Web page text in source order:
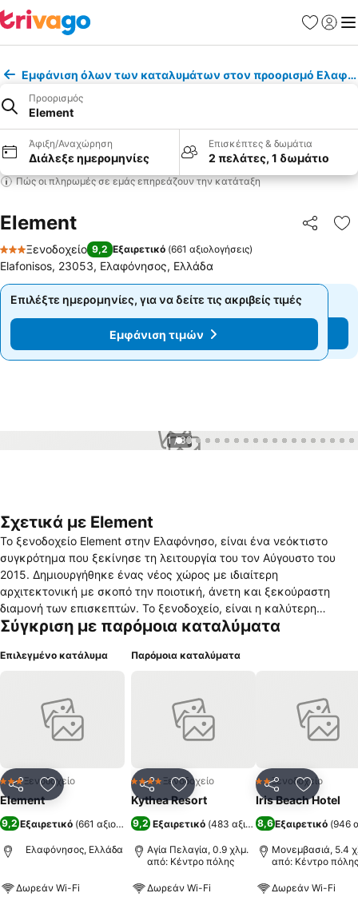
Εμφάνιση όλων των καταλυμάτων στον προορισμό
Προορισμός
Element
Άφιξη/Αναχώρηση
Διάλεξε ημερομηνίες
Επισκέπτες & δωμάτια
2 πελάτες, 1 δωμάτιο
Πώς οι πληρωμές σε εμάς επηρεάζουν την κατάταξη
Element
3 Αστέρια
Ξενοδοχείο 9,2 Εξαιρετικό (661 αξιολογήσεις)
Elafonisos, 23053, Ελαφόνησος, Ελλάδα
Επιλέξτε ημερομηνίες, για να δείτε τις ακριβείς τιμές
Εμφάνιση τιμών
Επιλέξτε ημερομηνίες, για να δείτε τις ακριβείς τιμές
Εμφάνιση τιμών
1 / 39
Σχετικά με Element
Το ξενοδοχείο Element στην Ελαφόνησο, είναι ένα νεόκτιστο
συγκρότημα που ξεκίνησε τη λειτουργία του τον Αύγουστο του
2015. Δημιουργήθηκε ένας νέος χώρος με ιδιαίτερη
αρχιτεκτονική με σκοπό την ποιοτική, άνετη και ξεκούραστη
διαμονή των επισκεπτών. Το ξενοδοχείο, είναι η καλύτερη
επιλογή για ζευγάρια, αφού διαθέτει ήσυχο και ρομαντικό
θέα στη θάλασσα. Το ξενοδοχείο βρίσκεται 3,5 χλμ από το λιμάνι
από την παραλία της Παναγίας, όπου ο επισκέπτης μπορεί να
απολαύσει το ομορφότερο ηλιοβασίλεμα του νησιού. Πρόκειται για
μια μεγάλη σε έκταση αμμώδη παραλία με καταγάλανα νερά και
Σύγκριση με παρόμοια καταλύματα
Επιλεγμένο κατάλυμα
ΚοινοποίησηΠροσθήκη στα αγαπημένα
3 ΑστέριαΞενοδοχείο
Element
9,2 Εξαιρετικό (661 αξιολογήσεις)
Ελαφόνησος, Ελλάδα
Δωρεάν Wi-Fi
Παρόμοια καταλύματα
ΚοινοποίησηΠροσθήκη στα αγαπημένα
4 ΑστέριαΞενοδοχείο
Kythea Resort
9,2 Εξαιρετικό (483 αξιολογήσεις)
Αγία Πελαγία, 0.9 χλμ.
από: Κέντρο πόλης
Δωρεάν Wi-Fi
Κοινοποίηση
2 Αστέρια
Ξενοδοχείο
Iris Beach Hotel
8,6Εξαιρετικό (946
Μονεμβασιά, 5.4
από: Κέντρο πόλης
Δωρεάν Wi-Fi